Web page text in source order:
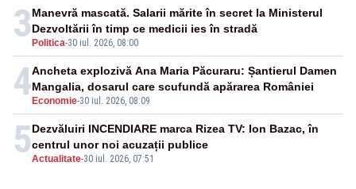
3 Politica-30 iul. 2026, 08:00
Manevră mascată. Salarii mărite în secret la Ministerul
Dezvoltării în timp ce medicii ies în stradă
4 Economie-30 iul. 2026, 08:09
Ancheta explozivă Ana Maria Păcuraru: Șantierul Damen
Mangalia, dosarul care scufundă apărarea României
5Actualitate-30 iul. 2026, 07:51
Dezvăluiri INCENDIARE marca Rizea TV: Ion Bazac, în
centrul unor noi acuzații publice